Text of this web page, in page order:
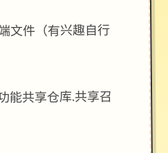
文件（有兴趣自行
能共享仓库.共享召